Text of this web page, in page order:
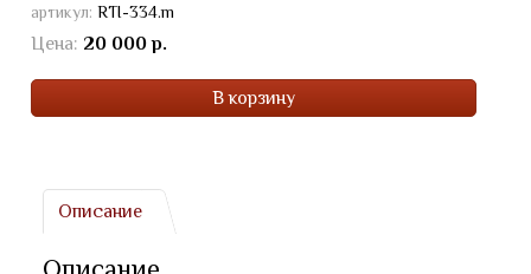
Описание
артикул: RTI-334.m
Цена: 20 000 р.
В корзину